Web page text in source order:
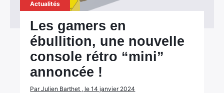
Actualités
Les gamers en
ébullition, une nouvelle
console rétro “mini”
annoncée !
Par Julien Barthet , le 14 janvier 2024